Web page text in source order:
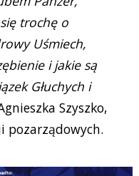
trochę o
Uśmiech,
i jakie są
Głuchych i
Szyszko,
pozarządowych.